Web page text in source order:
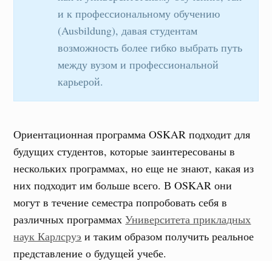
и к профессиональному обучению
(Ausbildung), давая студентам
возможность более гибко выбрать путь
между вузом и профессиональной
карьерой.
Ориентационная программа OSKAR подходит для
будущих студентов, которые заинтересованы в
нескольких программах, но еще не знают, какая из
них подходит им больше всего. В OSKAR они
могут в течение семестра попробовать себя в
различных программахУниверситета прикладных
наук Карлсруэ и таким образом получить реальное
представление о будущей учебе.